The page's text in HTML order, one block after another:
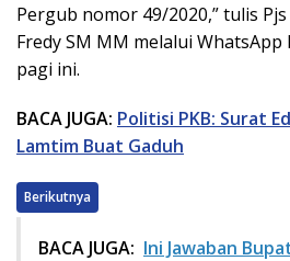
Pergub nomor 49/2020,” tulis
Fredy SM MM melalui
pagi ini.
BACA JUGA: Politisi PKB: Surat
Lamtim Buat Gaduh
Berikutnya
BACA JUGA: Ini Jawaban